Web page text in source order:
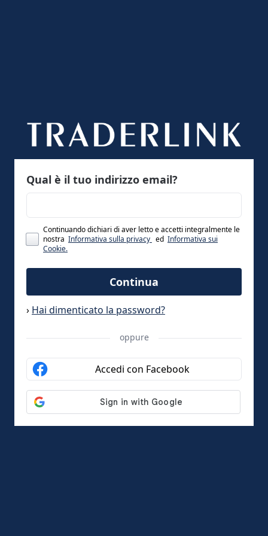
Qual è il tuo indirizzo email?
Continuando dichiari di aver letto e accetti integralmente le
nostra Informativa sulla privacy ed Informativa sui
Cookie.
Continua
› Hai dimenticato la password?
oppure
Accedi con Facebook